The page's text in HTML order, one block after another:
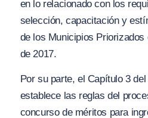
en lo relacionado con los
selección, capacitación y
de los Municipios
de 2017.
Por su parte, el Capítulo 3
establece las reglas del
concurso de méritos para